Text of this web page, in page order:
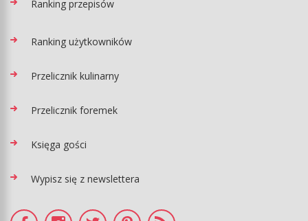
Ranking przepisów
Ranking użytkowników
Przelicznik kulinarny
Przelicznik foremek
Księga gości
Wypisz się z newslettera